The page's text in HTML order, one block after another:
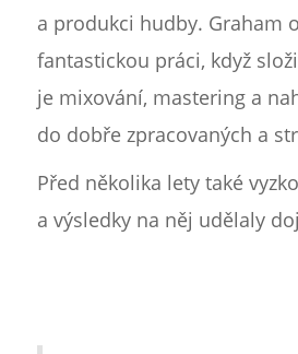
a produkci hudby. Graham
fantastickou práci, když
je mixování, mastering a
do dobře zpracovaných a
Před několika lety také
a výsledky na něj udělaly